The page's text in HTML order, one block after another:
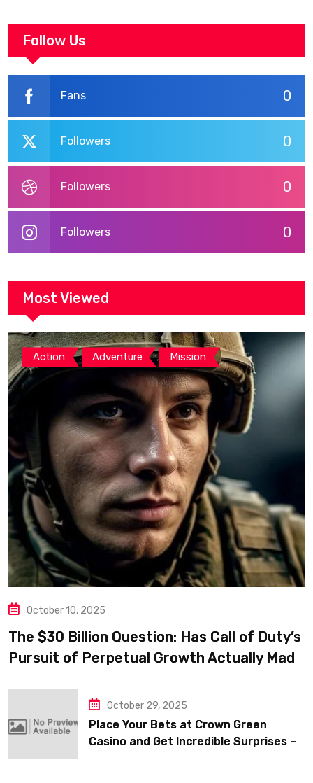
Follow Us
0
Fans
0
Followers
0
Followers
0
Followers
Most Viewed
Action , Adventure , Mission
October 10, 2025
The $30 Billion Question: Has Call of Duty’s
Pursuit of Perpetual Growth Actually Made
October 29, 2025
Place Your Bets at Crown Green
Casino and Get Incredible Surprises –